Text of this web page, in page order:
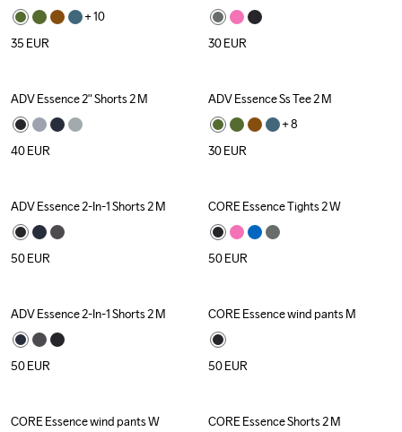
+ 10
35 EUR 30EUR
ADV Essence 2" Shorts 2 M
40EUR
ADV Essence Ss Tee 2 M
+ 8
30EUR
ADV Essence 2-In-1 Shorts 2 M
50EUR
CORE Essence Tights 2 W
50EUR
ADV Essence 2-In-1 Shorts 2 M
50EUR
CORE Essence wind pants M
50EUR
CORE Essence wind pants W CORE Essence Shorts 2 M